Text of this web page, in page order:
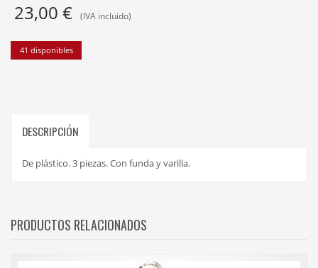
23,00 € (IVA incluido)
41 disponibles
DESCRIPCIÓN
De plástico. 3 piezas. Con funda y varilla.
PRODUCTOS RELACIONADOS